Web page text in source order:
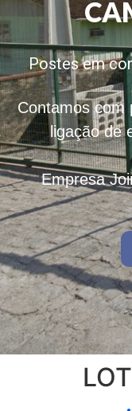
Postes em
Contamos com
ligação de
Empresa